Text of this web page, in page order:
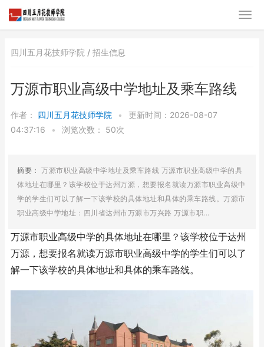
四川五月花技师学院 / 招生信息
万源市职业高级中学地址及乘车路线
作者： 四川五月花技师学院 •
更新时间：2026-08-07
04:37:16
• 浏览次数： 50次
摘要： 万源市职业高级中学地址及乘车路线 万源市职业高级中学的具
体地址在哪里？该学校位于达州万源，想要报名就读万源市职业高级中
学的学生们可以了解一下该学校的具体地址和具体的乘车路线。万源市
职业高级中学地址：四川省达州市万源市万兴路 万源市职...
万源市职业高级中学的具体地址在哪里？该学校位于达州
万源，想要报名就读万源市职业高级中学的学生们可以了
解一下该学校的具体地址和具体的乘车路线。